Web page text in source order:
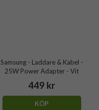
Samsung - Laddare & Kabel -
25W Power Adapter - Vit
449 kr
KÖP